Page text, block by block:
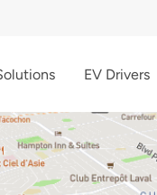
EV Drivers